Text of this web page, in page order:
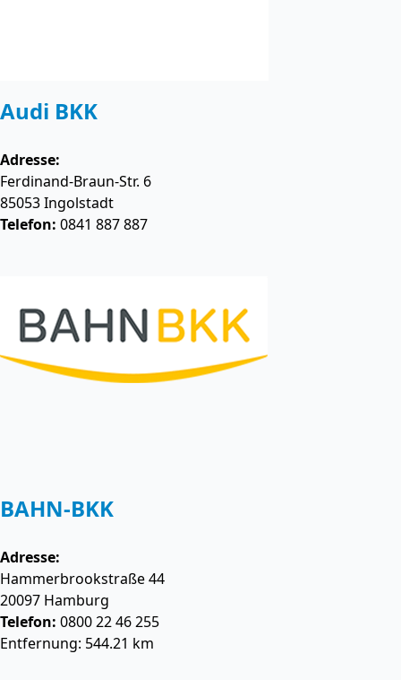
Audi BKK
Adresse:
Ferdinand-Braun-Str. 6
85053Ingolstadt
Telefon: 0841 887 887
BAHN-BKK
Adresse:
Hammerbrookstraße 44
20097 Hamburg
Telefon: 0800 22 46 255
Entfernung: 544.21 km